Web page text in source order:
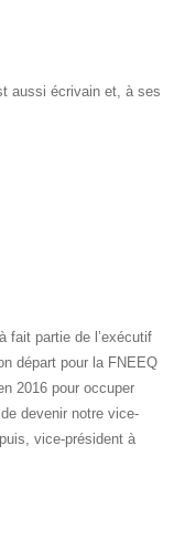
aussi écrivain et, à ses
fait partie de l’exécutif
départ pour la FNEEQ
2016 pour occuper
devenir notre vice-
vice-président à